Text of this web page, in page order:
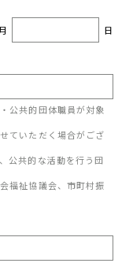
月 日
公共的団体職員が対象
ていただく場合がござ
公共的な活動を行う団
福祉協議会、市町村振